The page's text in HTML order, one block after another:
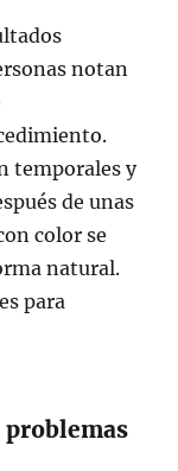
notan
temporales y
de unas
color se
natural.
para
problemas